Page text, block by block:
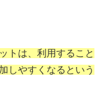
トは、利用すること
しやすくなるという